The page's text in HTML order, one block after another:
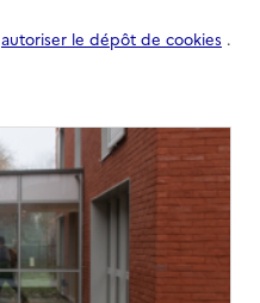
autoriser le dépôt de cookies .